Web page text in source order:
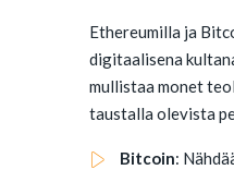
Ethereumilla ja
digitaalisena
mullistaa monet
taustalla olevista
Bitcoin: